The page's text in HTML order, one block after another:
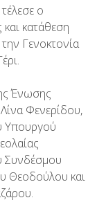
ο
κατάθεση
Γενοκτονία
Ένωσης
Φενερίδου,
Υπουργού
Θεοδούλου και